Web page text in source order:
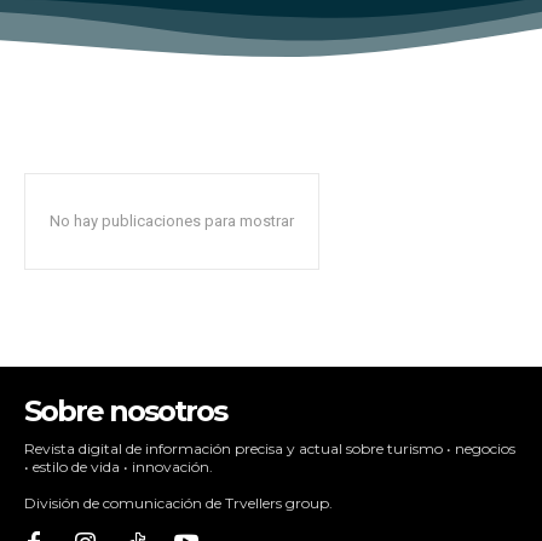
No hay publicaciones para mostrar
Sobre nosotros
Revista digital de información precisa y actual sobre turismo • negocios
• estilo de vida • innovación.
División de comunicación de Trvellers group.